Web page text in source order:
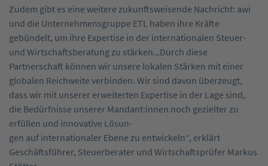
Zudem gibt es eine weitere zukunftsweisende Nachricht: awi
und die Unternehmensgruppe ETL haben ihre Kräfte
gebündelt, um ihre Expertise in der internationalen Steuer-
und Wirtschaftsberatung zu stärken.„Durch diese
Partnerschaft können wir unsere lokalen Stärken mit einer
globalen Reichweite verbinden. Wir sind davon überzeugt,
dass wir mit unserer erweiterten Expertise in der Lage sind,
die Bedürfnisse unserer Mandant:innen noch gezielter zu
erfüllen und innovative ­Lösun­-
gen auf internationaler Ebene zu entwickeln“, ­erklärt
Geschäftsführer, Steuerberater und Wirtschaftsprüfer Markus